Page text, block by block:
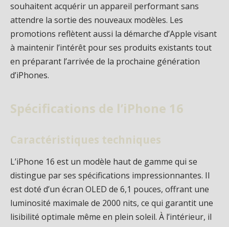
souhaitent acquérir un appareil performant sans
attendre la sortie des nouveaux modèles. Les
promotions reflètent aussi la démarche d’Apple visant
à maintenir l’intérêt pour ses produits existants tout
en préparant l’arrivée de la prochaine génération
d’iPhones.
Spécifications de l’iPhone 16
Caractéristiques techniques
L’iPhone 16 est un modèle haut de gamme qui se
distingue par ses spécifications impressionnantes. Il
est doté d’un écran OLED de 6,1 pouces, offrant une
luminosité maximale de 2000 nits, ce qui garantit une
lisibilité optimale même en plein soleil. À l’intérieur, il